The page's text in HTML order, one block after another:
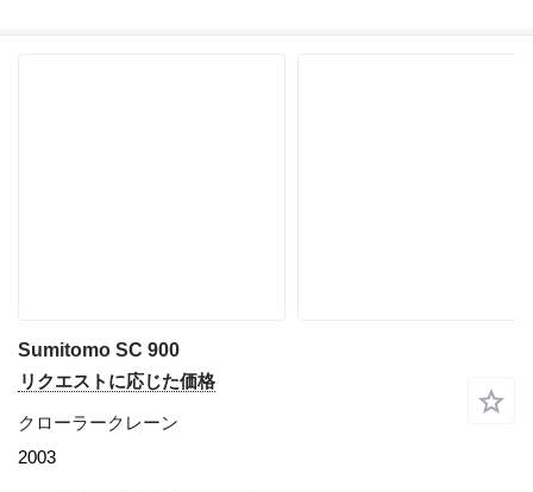
Sumitomo SC 900
リクエストに応じた価格
クローラークレーン
2003